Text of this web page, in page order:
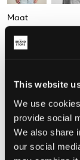
This website
We use
provide social
We also share
our social
Maat
128-137cm
Te klein